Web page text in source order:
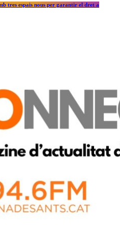
tres espais nous per garantir el dret a